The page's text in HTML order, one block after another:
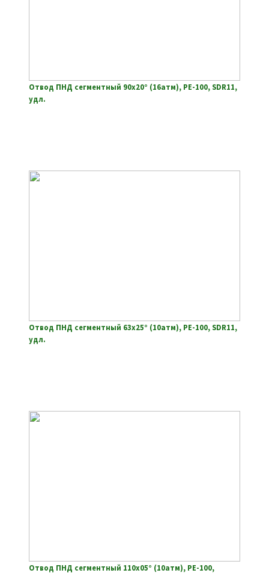
Отвод ПНД сегментный 90х20° (16атм), РЕ-100, SDR11,
удл.
Отвод ПНД сегментный 63х25° (10атм), РЕ-100, SDR11,
удл.
Отвод ПНД сегментный 110х05° (10атм), РЕ-100,